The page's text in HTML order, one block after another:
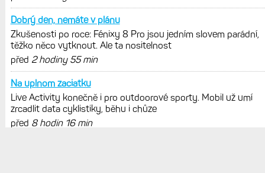
Garmin poprvé překonal hranici
300 dolarů. Cena akcií za devět
měsíců výrazně vzrostla
Elektrokola s motorem Bosch se
konečně mohou propojit s Garminem.
Zatím ale jen s Edge